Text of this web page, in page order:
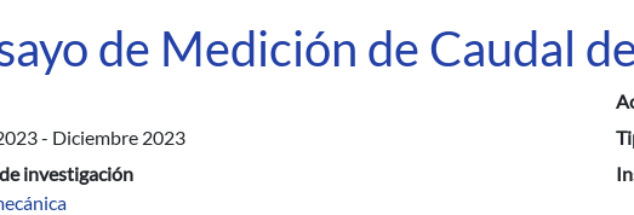
de Medición de Caudal
- Diciembre 2023
investigación